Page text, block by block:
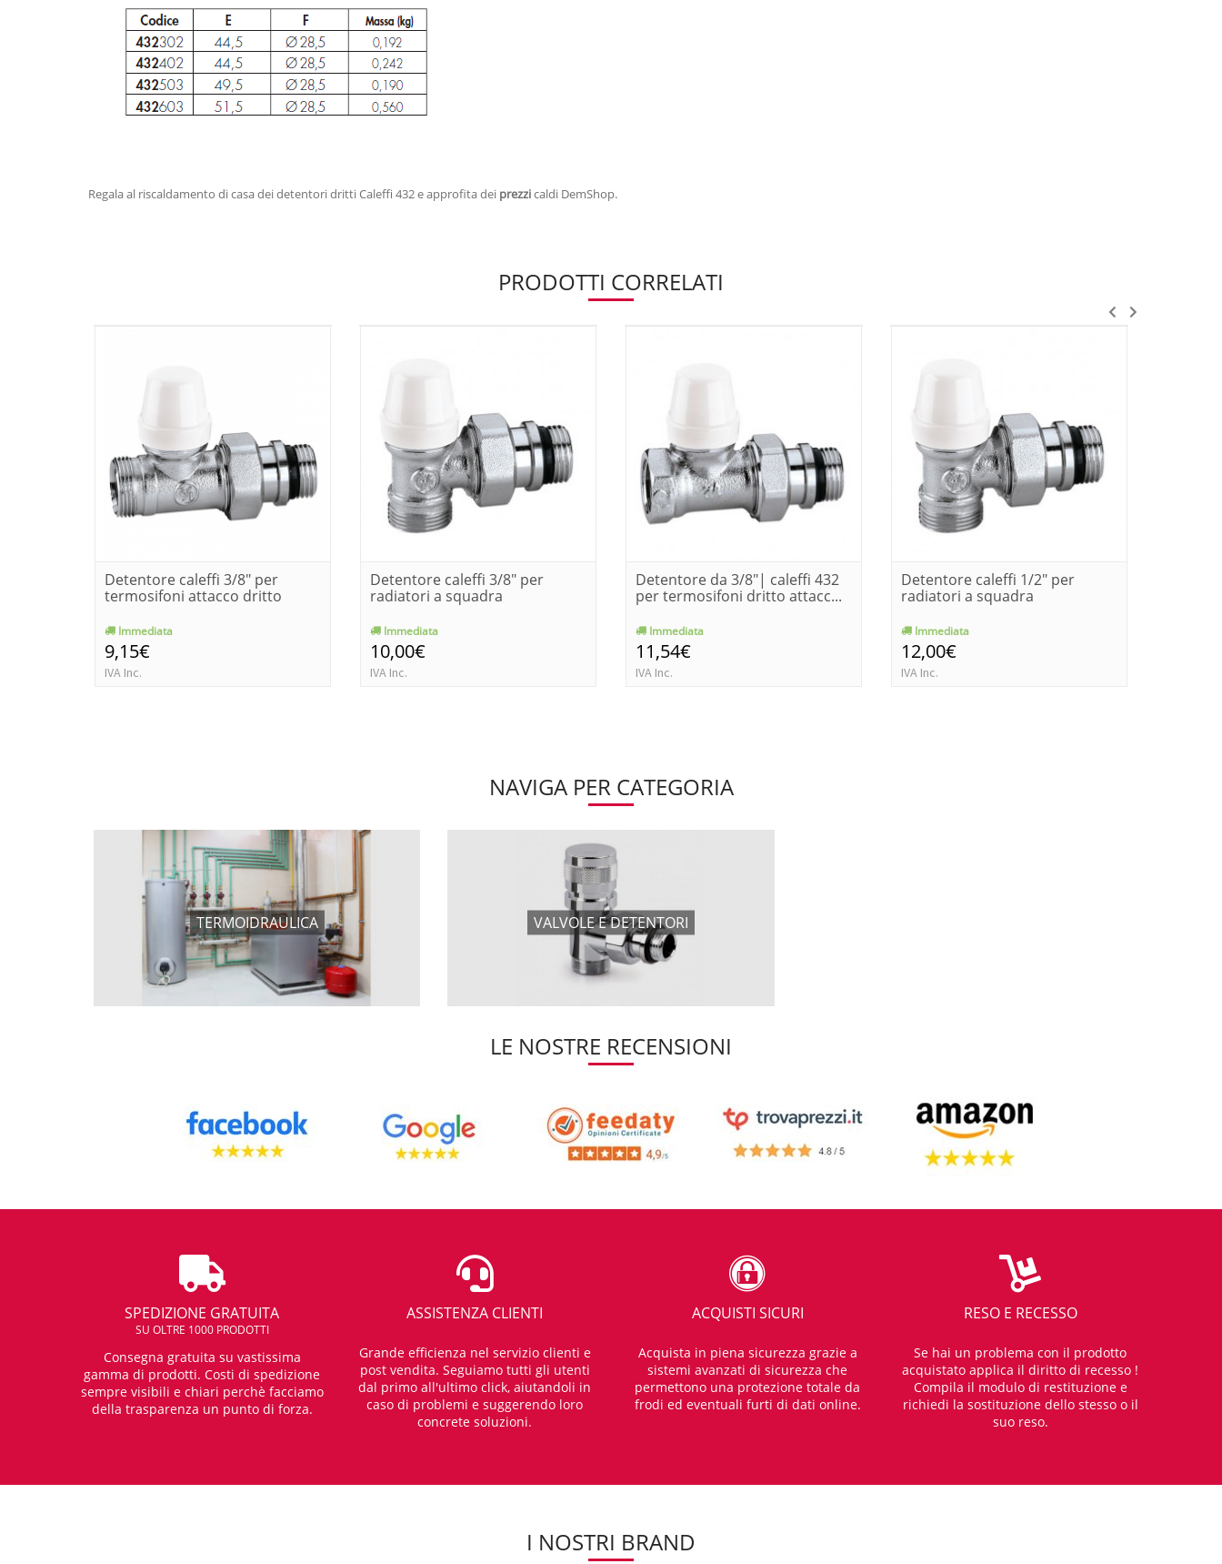
Regala al riscaldamento di casa dei detentori dritti Caleffi 432 e approfita dei prezzicaldi DemShop.
PRODOTTI CORRELATI
Detentore caleffi 3/8" per
termosifoni attacco dritto
Immediata
9,15€
IVA Inc.
Detentore caleffi 3/8" per
radiatori a squadra
Immediata
10,00€
IVA Inc.
Detentore da 3/8"| caleffi 432
per termosifoni dritto attacc...
Immediata
11,54€
IVA Inc.
Detentore caleffi 1/2" per
radiatori a squadra
Immediata
12,00€
IVA Inc.
NAVIGA PER CATEGORIA
TERMOIDRAULICA VALVOLE E DETENTORI
LE NOSTRE RECENSIONI
SPEDIZIONE GRATUITA
SU OLTRE 1000 PRODOTTI
Consegna gratuita su vastissima
gamma di prodotti. Costi di spedizione
sempre visibili e chiari perchè facciamo
della trasparenza un punto di forza.
ASSISTENZA CLIENTI
Grande efficienza nel servizio clienti e
post vendita. Seguiamo tutti gli utenti
dal primo all'ultimo click, aiutandoli in
caso di problemi e suggerendo loro
concrete soluzioni.
ACQUISTI SICURI
Acquista in piena sicurezza grazie a
sistemi avanzati di sicurezza che
permettono una protezione totale da
frodi ed eventuali furti di dati online.
RESO E RECESSO
Se hai un problema con il prodotto
acquistato applica il diritto di recesso !
Compila il modulo di restituzione e
richiedi la sostituzione dello stesso o il
suo reso.
I NOSTRI BRAND